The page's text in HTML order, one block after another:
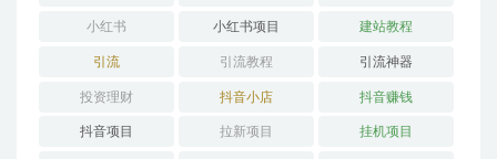
小红书 小红书项目 建站教程
引流 引流教程 引流神器
投资理财 抖音小店 抖音赚钱
抖音项目 拉新项目 挂机项目